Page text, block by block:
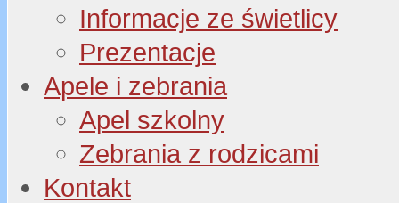
Informacje ze świetlicy
Prezentacje
Apele i zebrania
Apel szkolny
Zebrania z rodzicami
Kontakt